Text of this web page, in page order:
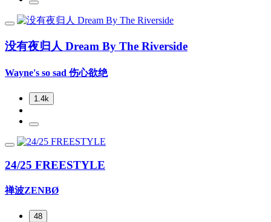
没有夜归人 Dream By The Riverside
Wayne's so sad 伤心欲绝
1.4k
24/25 FREESTYLE
禅波ZENBØ
48